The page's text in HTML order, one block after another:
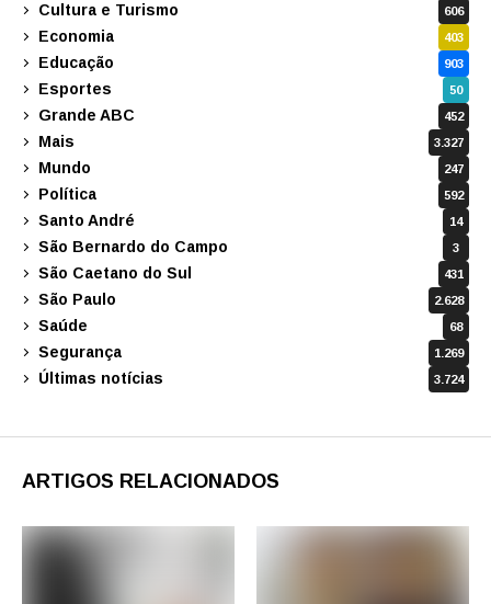
Cultura e Turismo 606
Economia 403
Educação 903
Esportes 50
Grande ABC 452
Mais 3.327
Mundo 247
Política 592
Santo André 14
São Bernardo do Campo 3
São Caetano do Sul 431
São Paulo 2.628
Saúde 68
Segurança 1.269
Últimas notícias 3.724
ARTIGOS RELACIONADOS